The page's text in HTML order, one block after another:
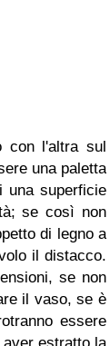
con l'altra sul
una paletta
una superficie
se così non
di legno a
il distacco.
se non
il vaso, se è
essere